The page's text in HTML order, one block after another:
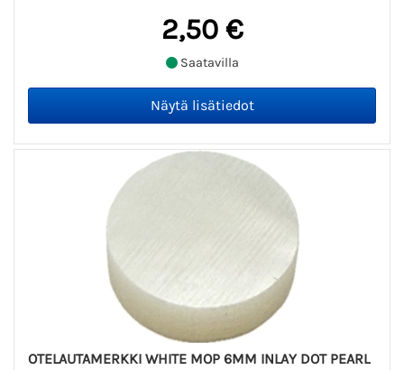
2,50 €
Saatavilla
OTELAUTAMERKKI WHITE MOP 6MM INLAY DOT PEARL